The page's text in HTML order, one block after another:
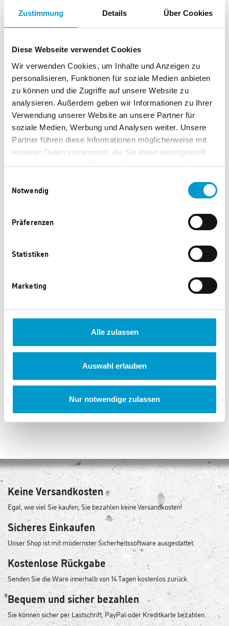
Zustimmung Details Über Cookies
Diese Webseite verwendet Cookies
Wir verwenden Cookies, um Inhalte und Anzeigen zu
personalisieren, Funktionen für soziale Medien anbieten
zu können und die Zugriffe auf unsere Website zu
analysieren. Außerdem geben wir Informationen zu Ihrer
Verwendung unserer Website an unsere Partner für
soziale Medien, Werbung und Analysen weiter. Unsere
Partner führen diese Informationen möglicherweise mit
weiteren Daten zusammen, die Sie ihnen bereitgestellt
haben oder die sie im Rahmen Ihrer Nutzung der Dienste
Notwendig
Präferenzen
Statistiken
Marketing
Alle zulassen
Auswahl erlauben
Nur notwendige zulassen
150 Punkte 170 Punkte
Caparol Cuttermesser
333 Punkte
Caparol Stoffelefant
350 Punkte
1 2 3 ... 104
Keine Versandkosten
Egal, wie viel Sie kaufen, Sie bezahlen keine Versandkosten!
Sicheres Einkaufen
Unser Shop ist mit modernster Sicherheitssoftware ausgestattet.
Kostenlose Rückgabe
Senden Sie die Ware innerhalb von 14 Tagen kostenlos zurück.
Bequem und sicher bezahlen
Sie können sicher per Lastschrift, PayPal oder Kreditkarte bezahlen.